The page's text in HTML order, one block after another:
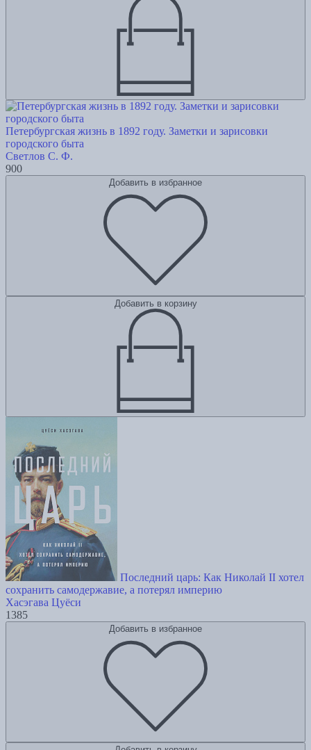
Петербургская жизнь в 1892 году. Заметки и зарисовки
городского быта
Светлов С. Ф.
900
Добавить в избранное
Добавить в корзину
Последний царь: Как Николай II хотел
сохранить самодержавие, а потерял империю
Хасэгава Цуёси
1385
Добавить в избранное